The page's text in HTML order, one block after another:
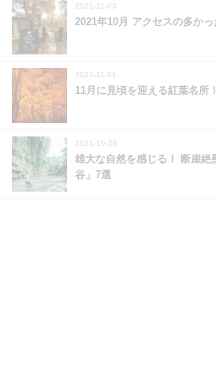
2021-11-03
2021年10月 アクセスの多か
2021-11-01
11月に見頃を迎える紅葉名所
2021-10-28
雄大な自然を感じる！ 断崖絶
谷」7選